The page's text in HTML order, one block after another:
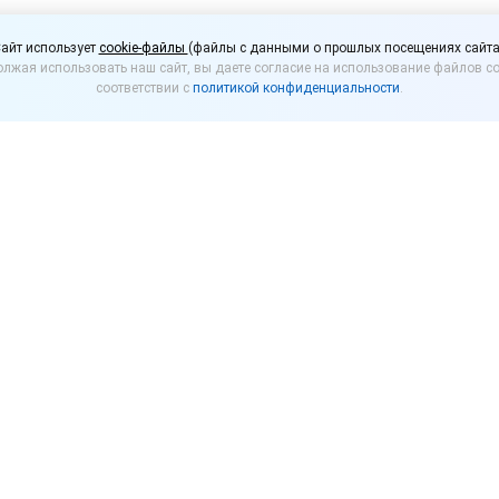
утвердят
кафе
использует cookie-файлы (файлы с данными о прошлых посещениях
использовать наш сайт, вы даете согласие на использование файлов
соответствии с политикой конфиденциальности.